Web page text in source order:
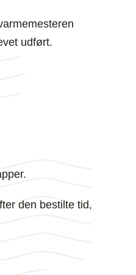
udført.
den bestilte tid,